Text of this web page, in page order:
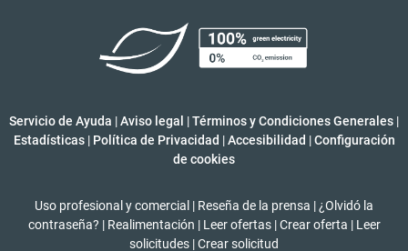
Servicio de Ayuda |Aviso legal |Términos y Condiciones Generales |
Estadísticas | Política de Privacidad | Accesibilidad | Configuración
de cookies
Uso profesional y comercial | Reseña de la prensa | ¿Olvidó la
contraseña? | Realimentación | Leer ofertas | Crear oferta | Leer
solicitudes |Crear solicitud